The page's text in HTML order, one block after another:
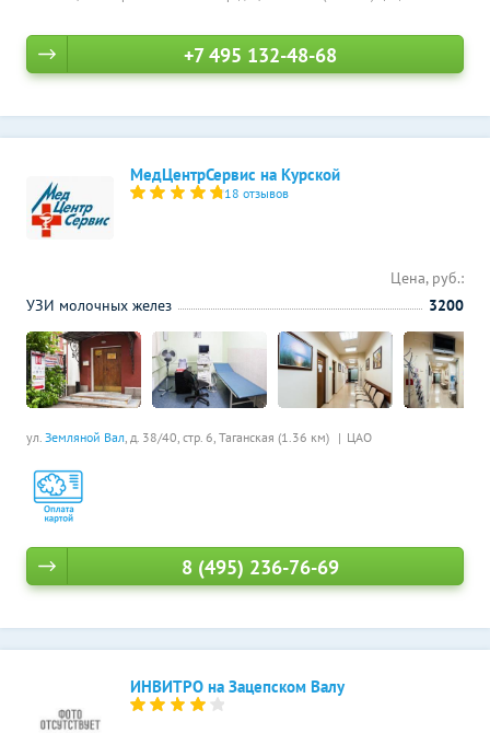
+7 495 132-48-68
МедЦентрСервис на Курской
18 отзывов
ул. Земляной Вал, д. 38/40, стр. 6, Таганская (1.36 км) ЦАО
Цена, руб.:
УЗИ молочных желез
3200
8 (495) 236-76-69
ИНВИТРО на Зацепском Валу